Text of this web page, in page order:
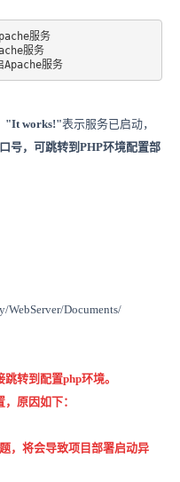
服务
服务
服务
"It works!"表示服务已启动，
号，可跳转到PHP环境配置部
Documents/
转到配置php环境。
原因如下：
，将会导致项目部署启动异